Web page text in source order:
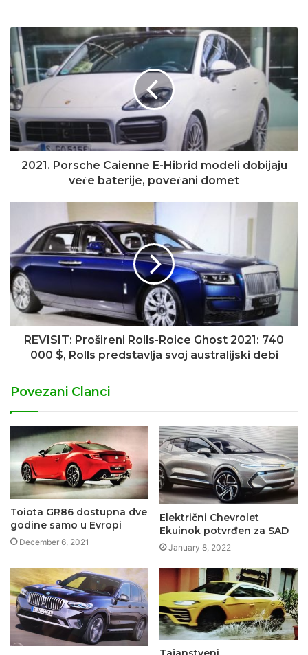
2021. Porsche Caienne E-Hibrid modeli dobijaju
veće baterije, povećani domet
REVISIT: Prošireni Rolls-Roice Ghost 2021: 740
000 $, Rolls predstavlja svoj australijski debi
Povezani Clanci
Toiota GR86 dostupna dve
godine samo u Evropi
December 6, 2021
Električni Chevrolet
Ekuinok potvrđen za SAD
January 8, 2022